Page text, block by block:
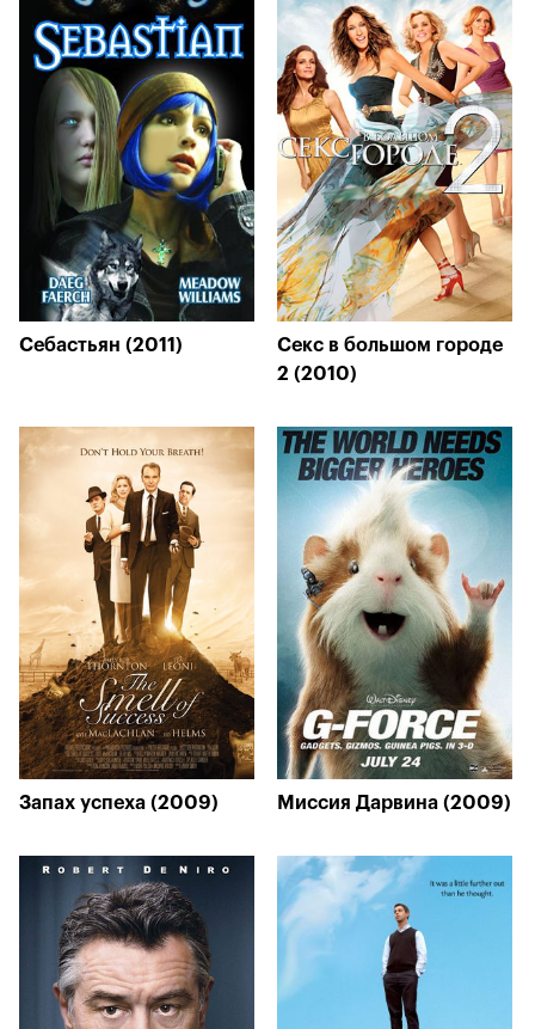
Себастьян (2011)
Секс в большом городе
2 (2010)
Запах успеха (2009) Миссия Дарвина (2009)